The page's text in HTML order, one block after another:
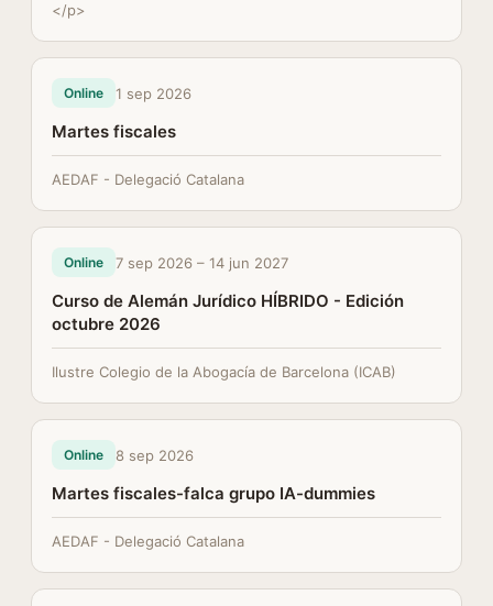
</p>
Online 1 sep 2026
Martes fiscales
AEDAF - Delegació Catalana
Online 7 sep 2026 – 14 jun 2027
Curso de Alemán Jurídico HÍBRIDO - Edición
octubre 2026
Ilustre Colegio de la Abogacía de Barcelona (ICAB)
Online 8 sep 2026
Martes fiscales-falca grupo IA-dummies
AEDAF - Delegació Catalana